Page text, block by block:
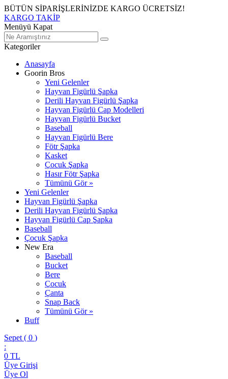
BÜTÜN SİPARİŞLERİNİZDE KARGO ÜCRETSİZ!
KARGO TAKİP
Menüyü Kapat
Kategoriler
Anasayfa
Goorin Bros
Yeni Gelenler
Hayvan Figürlü Şapka
Derili Hayvan Figürlü Şapka
Hayvan Figürlü Cap Modelleri
Hayvan Figürlü Bucket
Baseball
Hayvan Figürlü Bere
Fötr Şapka
Kasket
Çocuk Şapka
Hasır Fötr Şapka
Tümünü Gör »
Yeni Gelenler
Hayvan Figürlü Şapka
Derili Hayvan Figürlü Şapka
Hayvan Figürlü Cap Şapka
Baseball
Çocuk Şapka
New Era
Baseball
Bucket
Bere
Çocuk
Çanta
Snap Back
Tümünü Gör »
Buff
Sepet ( 0 )
:
0 TL
Üye Girişi
Üye Ol